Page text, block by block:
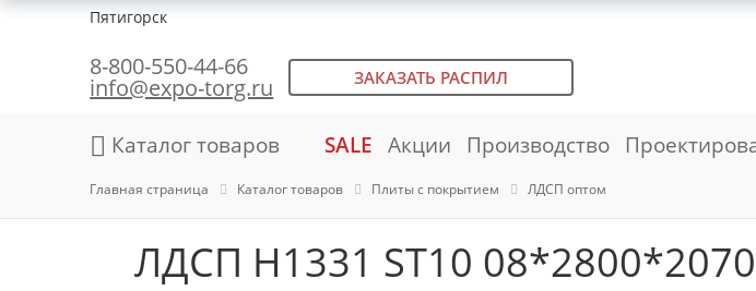
Пятигорск
8-800-550-44-66
info@expo-torg.ru ЗАКАЗАТЬ РАСПИЛ
Каталог товаров SALE Акции Производство
Главная страница Каталог товаров Плиты с покрытием ЛДСП оптом
ЛДСП H1331 ST10